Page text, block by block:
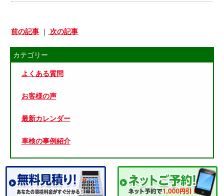
前の記事 ｜ 次の記事
カテゴリー
よくある質問
お客様の声
最新カレンダー
車検の事例紹介